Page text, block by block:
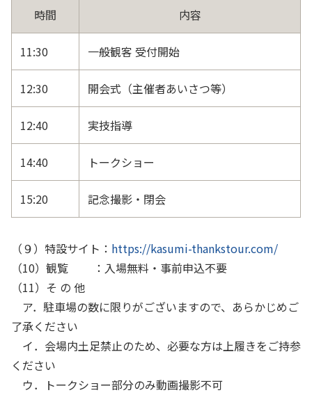
時間 内容
11:30 一般観客 受付開始
12:30 開会式（主催者あいさつ等）
12:40 実技指導
14:40 トークショー
15:20 記念撮影・閉会
（９）特設サイト： https://kasumi-thankstour.com/
（10）観覧 ：入場無料・事前申込不要
（11）そ の 他
ア．駐車場の数に限りがございますので、あらかじめご
了承ください
イ．会場内土足禁止のため、必要な方は上履きをご持参
ください
ウ．トークショー部分のみ動画撮影不可